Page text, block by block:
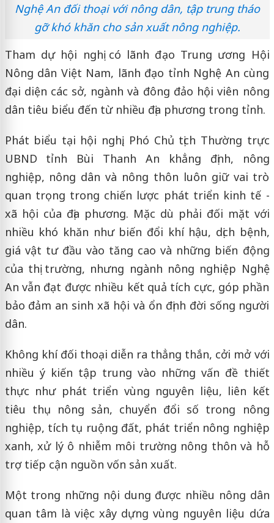
Nghệ An đối thoại với nông dân, tập trung tháo
gỡ khó khăn cho sản xuất nông nghiệp.
Tham dự hội nghị có lãnh đạo Trung ương Hội
Nông dân Việt Nam, lãnh đạo tỉnh Nghệ An cùng
đại diện các sở, ngành và đông đảo hội viên nông
dân tiêu biểu đến từ nhiều địa phương trong tỉnh.
Phát biểu tại hội nghị, Phó Chủ tịch Thường trực
UBND tỉnh Bùi Thanh An khẳng định, nông
nghiệp, nông dân và nông thôn luôn giữ vai trò
quan trọng trong chiến lược phát triển kinh tế -
xã hội của địa phương. Mặc dù phải đối mặt với
nhiều khó khăn như biến đổi khí hậu, dịch bệnh,
giá vật tư đầu vào tăng cao và những biến động
của thị trường, nhưng ngành nông nghiệp Nghệ
An vẫn đạt được nhiều kết quả tích cực, góp phần
bảo đảm an sinh xã hội và ổn định đời sống người
dân.
Không khí đối thoại diễn ra thẳng thắn, cởi mở với
nhiều ý kiến tập trung vào những vấn đề thiết
thực như phát triển vùng nguyên liệu, liên kết
tiêu thụ nông sản, chuyển đổi số trong nông
nghiệp, tích tụ ruộng đất, phát triển nông nghiệp
xanh, xử lý ô nhiễm môi trường nông thôn và hỗ
trợ tiếp cận nguồn vốn sản xuất.
Một trong những nội dung được nhiều nông dân
quan tâm là việc xây dựng vùng nguyên liệu dứa